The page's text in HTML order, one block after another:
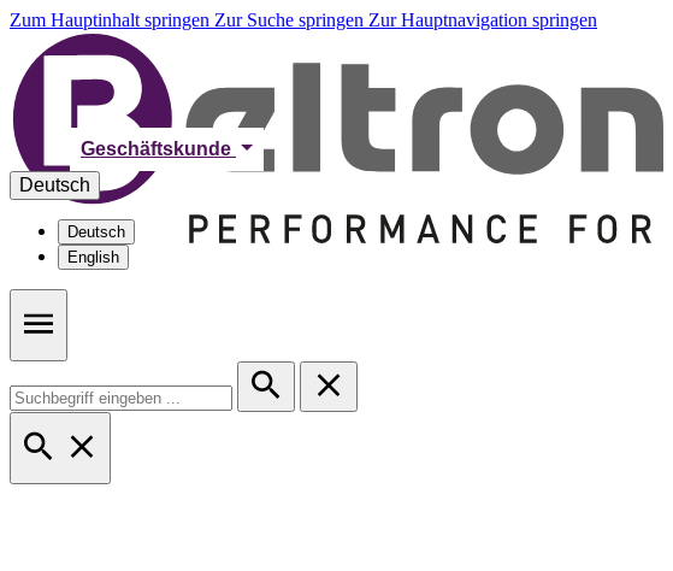
Zum Hauptinhalt springen Zur Suche springen Zur Hauptnavigation springen
Geschäftskunde
Deutsch
Deutsch
English